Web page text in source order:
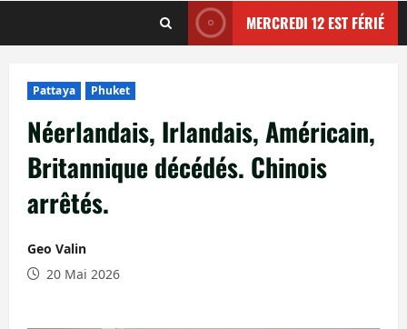
MERCREDI 12 EST FÉRIÉ
Pattaya Phuket
Néerlandais, Irlandais, Américain,
Britannique décédés. Chinois
arrêtés.
Geo Valin
20 Mai 2026